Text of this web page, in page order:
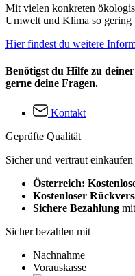
Mit vielen konkreten
Umwelt und Klima so gering
Hier findest du weitere
Benötigst du Hilfe zu
gerne deine Fragen.
Kontakt
Geprüfte Qualität
Sicher und vertraut einkaufen
Österreich:
Kostenloser
Sichere Bezahlung
Sicher bezahlen mit
Nachnahme
Vorauskasse